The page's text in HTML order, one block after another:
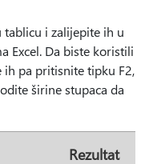
i zalijepite ih u
Excel. Da biste koristili
pa pritisnite tipku F2,
širine stupaca da
Rezultat